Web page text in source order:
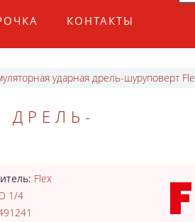
КОНТАКТЫ
ударная дрель-шуруповерт
ДРЕЛЬ-
Flex
1/4